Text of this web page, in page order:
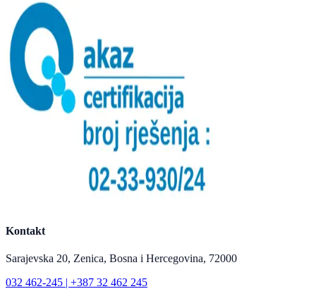
Kontakt
Sarajevska 20, Zenica, Bosna i Hercegovina, 72000
032 462-245 | +387 32 462 245